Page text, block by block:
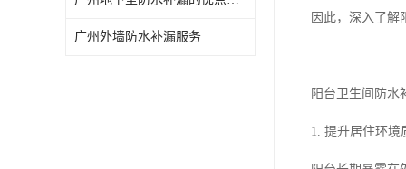
广州外墙防水补漏服务
因此，深入了解
阳台卫生间防水
1. 提升居住环境